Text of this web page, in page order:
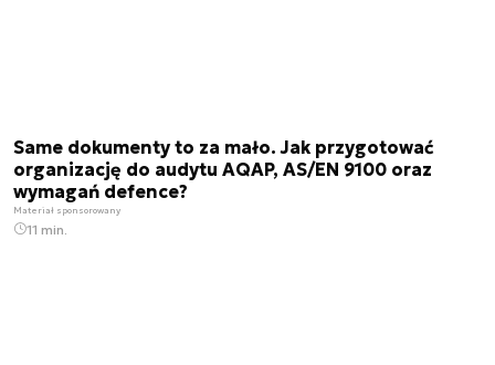
Same dokumenty to za mało. Jak przygotować
organizację do audytu AQAP, AS/EN 9100 oraz
wymagań defence?
Materiał sponsorowany
11 min.